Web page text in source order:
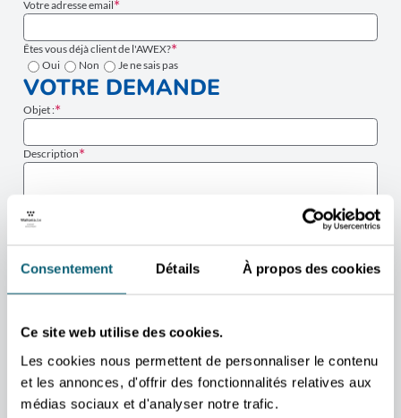
Consentement Détails À propos des cookies
Ce site web utilise des cookies.
Les cookies nous permettent de personnaliser le contenu
et les annonces, d'offrir des fonctionnalités relatives aux
médias sociaux et d'analyser notre trafic.
Votre adresse email
Êtes vous déjà client de l'AWEX?
Oui
Non Je ne sais pas
VOTRE DEMANDE
Objet :
Description
J’accepte que les données fournies via ce formulaire soient utilisées par
l’Agence wallonne à l’Exportation et aux Investissements étrangers